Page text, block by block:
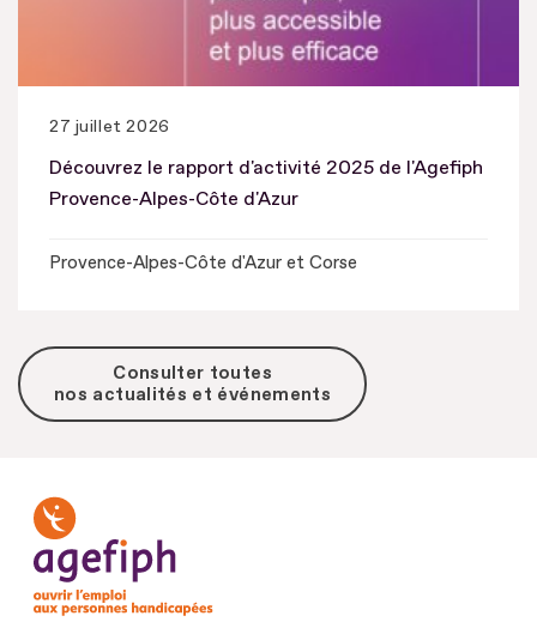
27 juillet 2026
Découvrez le rapport d'activité 2025 de l'Agefiph
Provence-Alpes-Côte d'Azur
Provence-Alpes-Côte d'Azur et Corse
Consulter toutes
nos actualités et événements